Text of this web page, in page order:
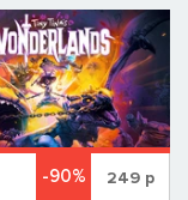
-90% 249р